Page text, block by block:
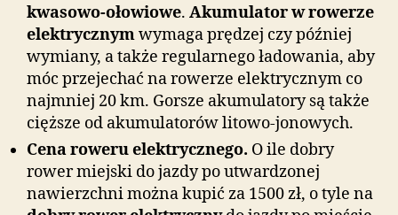
kwasowo-ołowiowe. Akumulator w rowerze
elektrycznymwymaga prędzej czy później
wymiany, a także regularnego ładowania, aby
móc przejechać na rowerze elektrycznym co
najmniej 20 km. Gorsze akumulatory są także
cięższe od akumulatorów litowo-jonowych.
Cena roweru elektrycznego. O ile dobry
rower miejski do jazdy po utwardzonej
nawierzchni można kupić za 1500 zł, o tyle na